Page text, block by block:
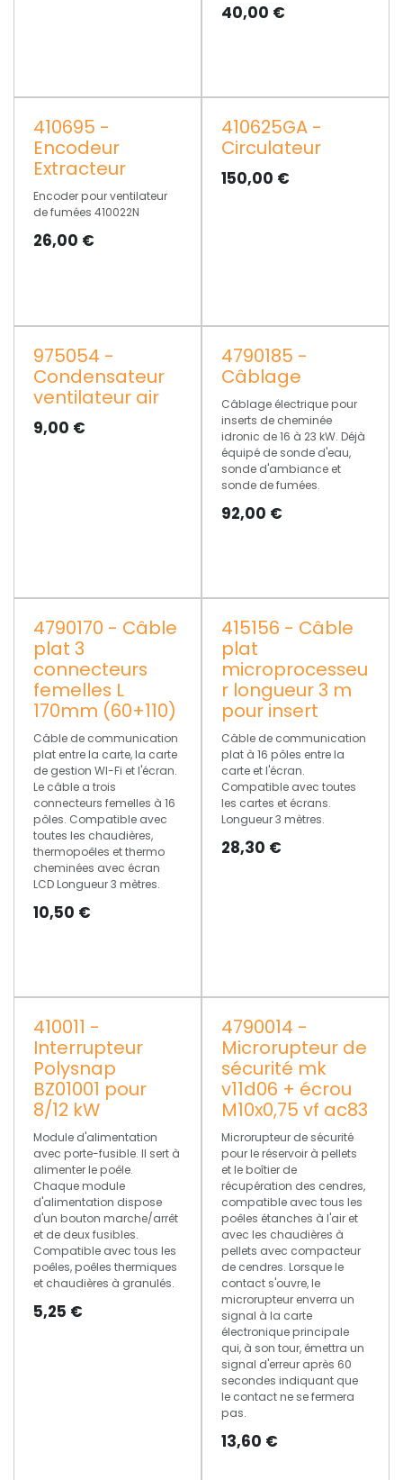
40,00 €
410695 -
Encodeur
Extracteur
Encoder pour ventilateur
de fumées 410022N
26,00 €
410625GA -
Circulateur
150,00 €
975054 -
Condensateur
ventilateur air
9,00 €
4790185 -
Câblage
Câblage électrique pour
inserts de cheminée
idronic de 16 à 23 kW. Déjà
équipé de sonde d'eau,
sonde d'ambiance et
sonde de fumées.
92,00 €
4790170 - Câble
plat 3
connecteurs
femelles L
170mm (60+110)
Câble de communication
plat entre la carte, la carte
de gestion WI-Fi et l'écran.
Le câble a trois
connecteurs femelles à 16
pôles. Compatible avec
toutes les chaudières,
thermopoêles et thermo
cheminées avec écran
LCD Longueur 3 mètres.
10,50 €
415156 - Câble
plat
microprocesseu
r longueur 3 m
pour insert
Câble de communication
plat à 16 pôles entre la
carte et l'écran.
Compatible avec toutes
les cartes et écrans.
Longueur 3 mètres.
28,30 €
410011 -
Interrupteur
Polysnap
BZ01001 pour
8/12 kW
Module d'alimentation
avec porte-fusible. Il sert à
alimenter le poêle.
Chaque module
d'alimentation dispose
d'un bouton marche/arrêt
et de deux fusibles.
Compatible avec tous les
poêles, poêles thermiques
et chaudières à granulés.
5,25 €
4790014 -
Microrupteur de
sécurité mk
v11d06 + écrou
M10x0,75 vf ac83
Microrupteur de sécurité
pour le réservoir à pellets
et le boîtier de
récupération des cendres,
compatible avec tous les
poêles étanches à l'air et
avec les chaudières à
pellets avec compacteur
de cendres. Lorsque le
contact s'ouvre, le
microrupteur enverra un
signal à la carte
électronique principale
qui, à son tour, émettra un
signal d'erreur après 60
secondes indiquant que
le contact ne se fermera
pas.
13,60 €